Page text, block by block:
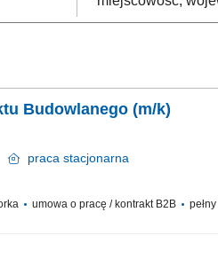
Kierownik / Kierowniczka Projektu Budowlanego (m/k)
praca stacjonarna
umowa o pracę / kontrakt B2B